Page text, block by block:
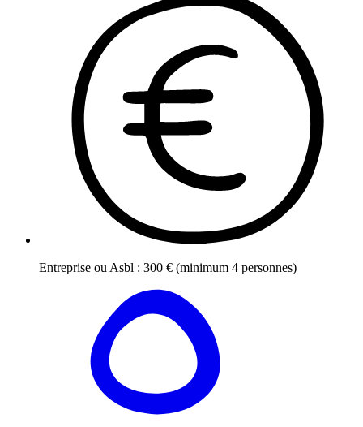
Entreprise ou Asbl : 300 € (minimum 4 personnes)